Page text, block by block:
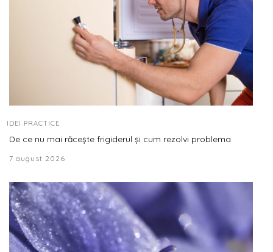
IDEI PRACTICE
De ce nu mai răcește frigiderul și cum rezolvi problema
7 august 2026